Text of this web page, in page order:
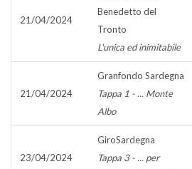
21/04/2024
Benedetto del
Tronto
L'unica ed inimitabile
21/04/2024
Granfondo Sardegna
Tappa 1 - ... Monte
Albo
23/04/2024
GiroSardegna
Tappa 3 - ... per